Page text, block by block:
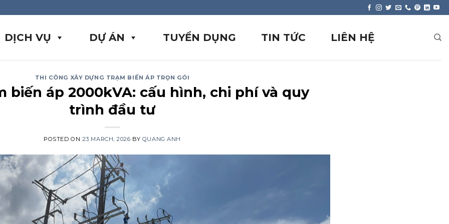
DỊCH VỤ DỰ ÁN TUYỂN DỤNG TIN TỨC LIÊN HỆ
THI CÔNG XÂY DỰNG TRẠM BIẾN ÁP TRỌN GÓI
biến áp 2000kVA: cấu hình, chi phí và quy
trình đầu tư
POSTED ON 23 MARCH, 2026 BY QUANG ANH